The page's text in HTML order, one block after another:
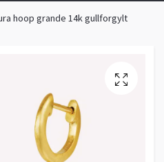
hoop grande 14k gullforgylt